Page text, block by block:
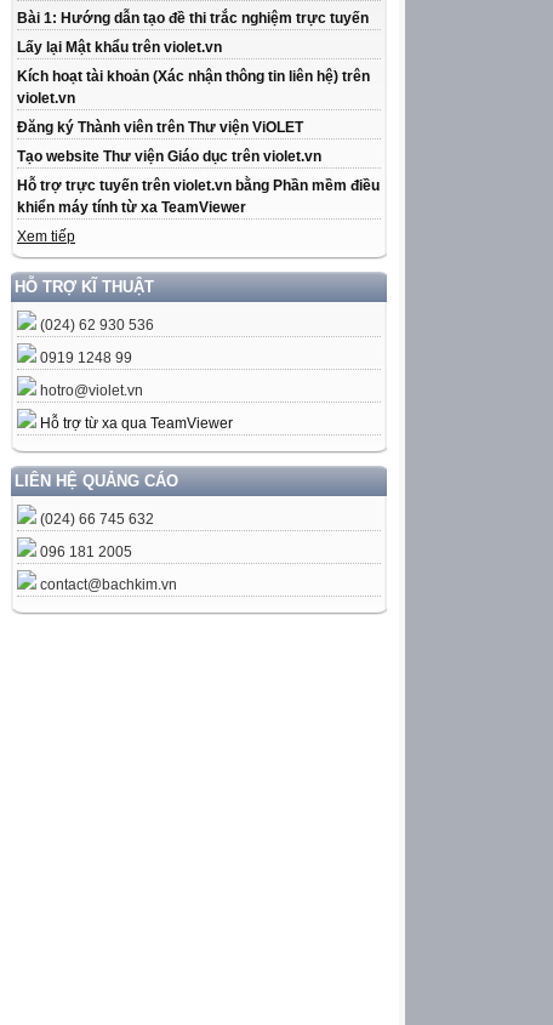
Bài 1: Hướng dẫn tạo đề thi trắc nghiệm trực tuyến
Lấy lại Mật khẩu trên violet.vn
Kích hoạt tài khoản (Xác nhận thông tin liên hệ) trên
violet.vn
Đăng ký Thành viên trên Thư viện ViOLET
Tạo website Thư viện Giáo dục trên violet.vn
Hỗ trợ trực tuyến trên violet.vn bằng Phần mềm điều
khiển máy tính từ xa TeamViewer
Xem tiếp
HỖ TRỢ KĨ THUẬT
(024) 62 930 536
0919 1248 99
hotro@violet.vn
Hỗ trợ từ xa qua TeamViewer
LIÊN HỆ QUẢNG CÁO
(024) 66 745 632
096 181 2005
contact@bachkim.vn